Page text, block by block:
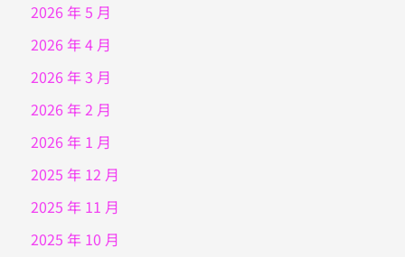
2026 年 5 月
2026 年 4 月
2026 年 3 月
2026 年 2 月
2026 年 1 月
2025 年 12 月
2025 年 11 月
2025 年 10 月